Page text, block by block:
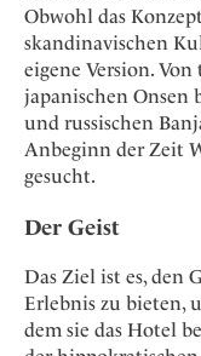
Obwohl das
skandinavischen
eigene Version.
japanischen Onsen
und russischen
Anbeginn der Zeit
gesucht.
Der Geist
Das Ziel ist es, den
Erlebnis zu bieten,
dem sie das Hotel